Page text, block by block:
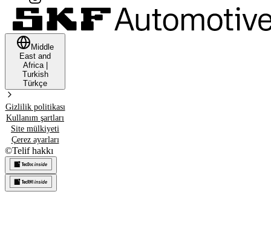
Middle
East and
Africa|
Turkish
Türkçe
Gizlilik politikası
Kullanım şartları
Site mülkiyeti
Çerez ayarları
©Telif hakkı